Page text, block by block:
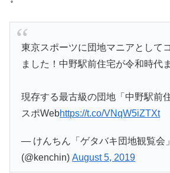
東京スポーツに団地マニアとして
ました！中野駅前住宅が令和時代
現存する最古級の団地「中野駅前
スポWebhttps://t.co/VNqW5iZTXt
— けんちん「ゲタバキ団地観覧会
(@kenchin)August 5, 2019